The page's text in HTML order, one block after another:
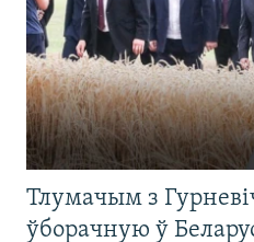
Тлумачым з
ўборачную ў